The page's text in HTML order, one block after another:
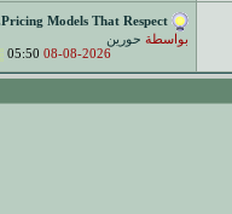
Pricing Models That Respect...
بواسطة حورين
08-08-2026
05:50